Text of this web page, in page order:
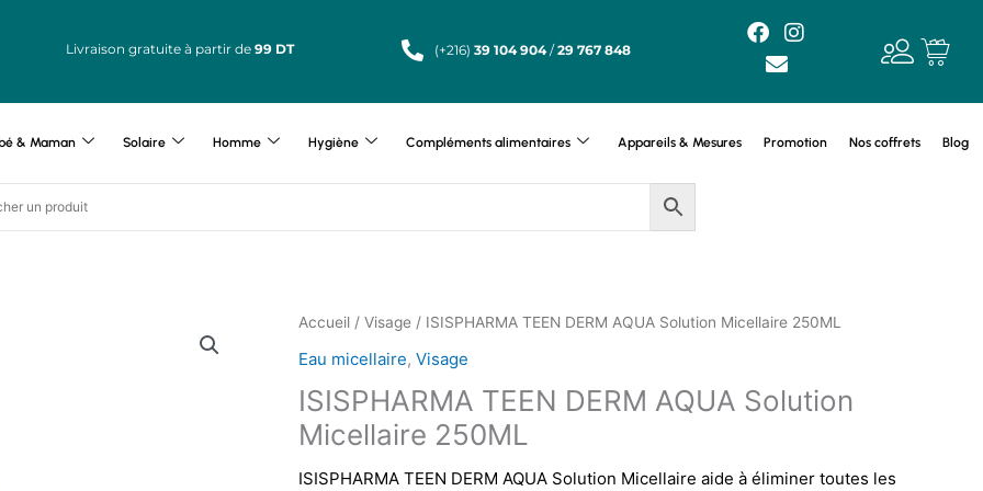
Livraison gratuite à partir de99 DT (+216) 39 104 904/29 767 848
F
a
c
o
I
g
E
n
v
o
& Maman Solaire Homme Hygiène Compléments alimentaires Appareils & Mesures Promotion Nos coffrets Blog
Accueil / Visage / ISISPHARMA TEEN DERM AQUA Solution Micellaire 250ML
Eau micellaire, Visage
ISISPHARMA TEEN DERM AQUA Solution
Micellaire 250ML
ISISPHARMA TEEN DERM AQUA Solution Micellaire aide à éliminer toutes les